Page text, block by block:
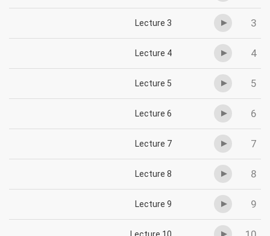
3
Lecture 3
4
Lecture 4
5
Lecture 5
6
Lecture 6
7
Lecture 7
8
Lecture 8
9
Lecture 9